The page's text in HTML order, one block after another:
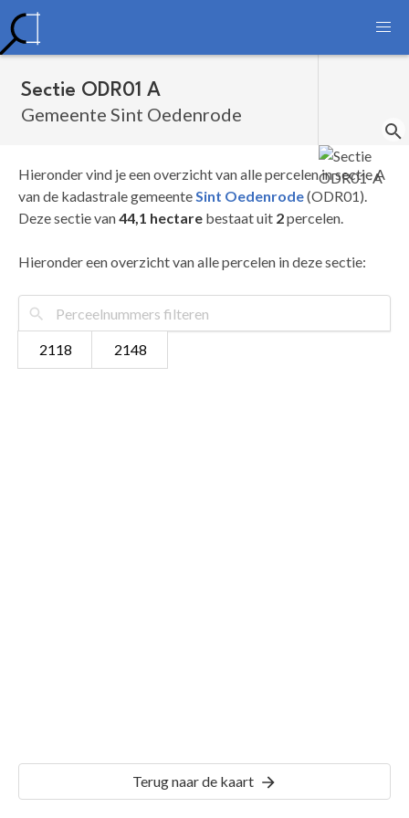
Sectie ODR01 A
Gemeente Sint Oedenrode
Hieronder vind je een overzicht van alle percelen in sectie A
van de kadastrale gemeenteSint Oedenrode(ODR01).
Deze sectie van44,1 hectare bestaat uit 2percelen.
Hieronder een overzicht van alle percelen in deze sectie:
2118 2148
Terug naar de kaart
Gemeente Sint Oedenrode